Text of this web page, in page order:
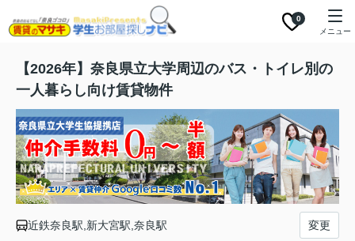
0
メニュー
【2026年】奈良県立大学周辺のバス・トイレ別の
一人暮らし向け賃貸物件
近鉄奈良駅,新大宮駅,奈良駅 変更